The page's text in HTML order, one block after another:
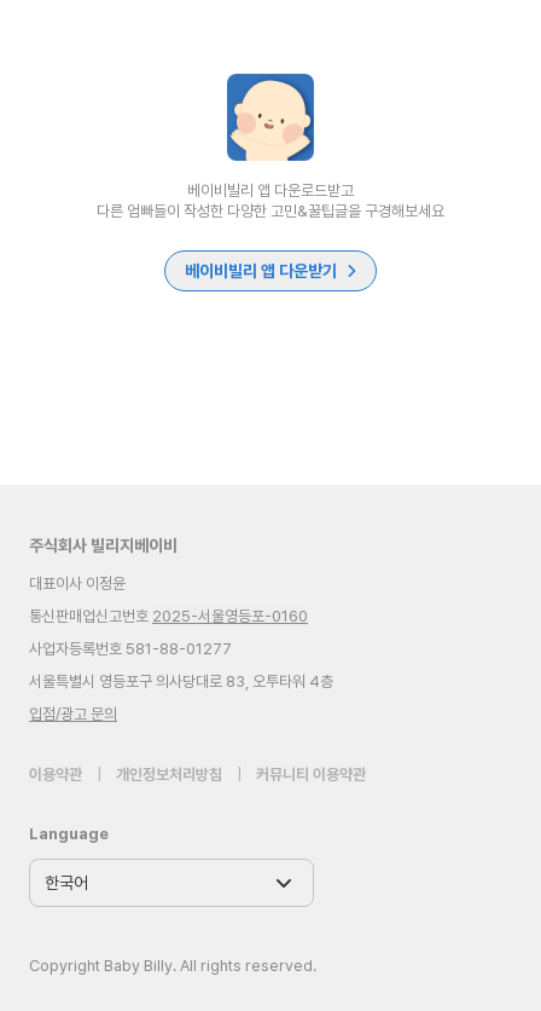
베이비빌리 앱 다운로드받고
다른 엄빠들이 작성한 다양한 고민&꿀팁글을 구경해보세요
베이비빌리 앱 다운받기
주식회사 빌리지베이비
대표이사 이정윤
통신판매업신고번호 2025-서울영등포-0160
사업자등록번호 581-88-01277
서울특별시 영등포구 의사당대로 83, 오투타워 4층
입점/광고 문의
이용약관 개인정보처리방침 커뮤니티 이용약관
Language
Copyright Baby Billy. All rights reserved.